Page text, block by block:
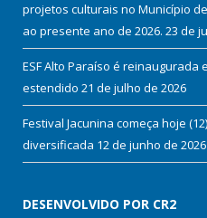
projetos culturais no Município
ao presente ano de 2026. 23 de
ESF Alto Paraíso é
estendido 21 de julho de 2026
Festival Jacunina começa hoje
diversificada 12 de junho de 2026
DESENVOLVIDO POR CR2